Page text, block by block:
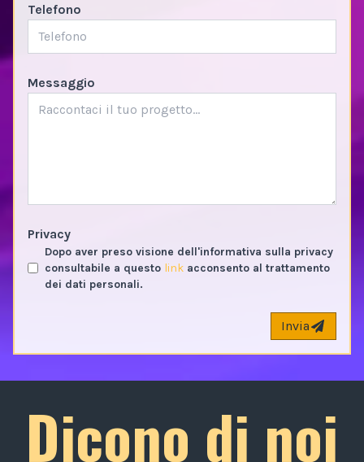
Telefono
Messaggio
Privacy
Dopo aver preso visione dell'informativa sulla privacy
consultabile a questo link acconsento al trattamento
dei dati personali.
Invia
Dicono di noi